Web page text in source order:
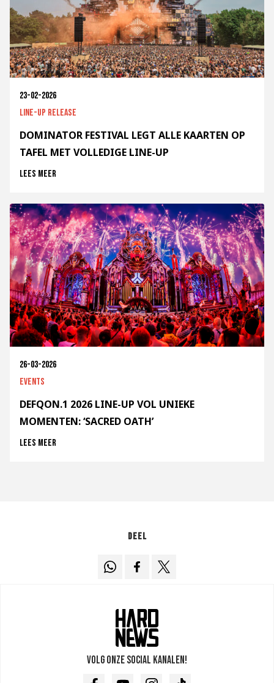
23-02-2026
Line-up release
DOMINATOR FESTIVAL LEGT ALLE KAARTEN OP
TAFEL MET VOLLEDIGE LINE-UP
Lees meer
26-03-2026
Events
DEFQON.1 2026 LINE-UP VOL UNIEKE
MOMENTEN: ‘SACRED OATH’
Lees meer
Deel
Volg onze social kanalen!